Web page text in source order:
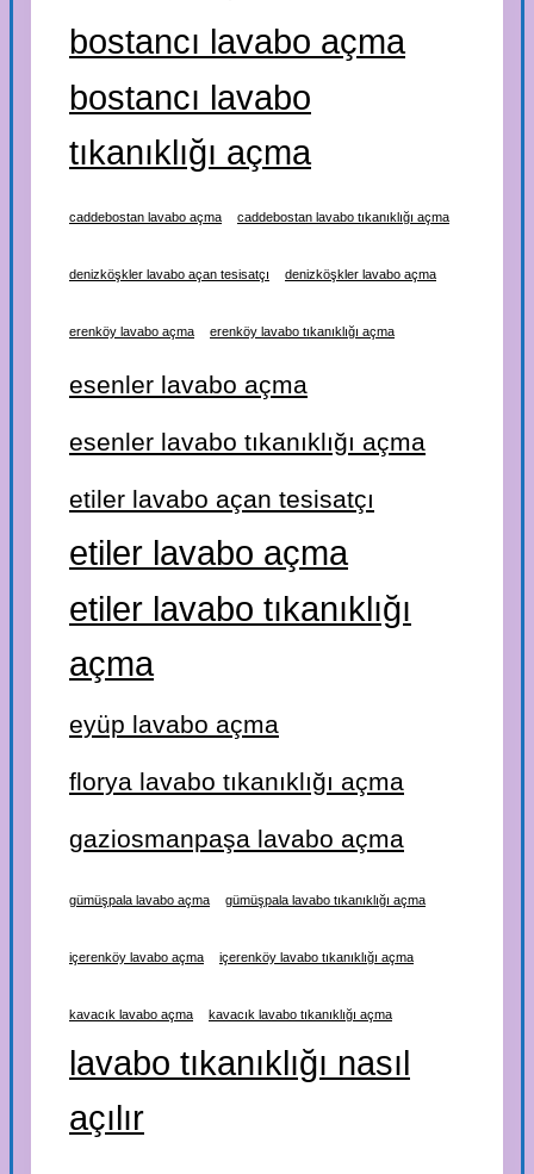
bostancı lavabo açma
bostancı lavabo
tıkanıklığı açma
caddebostan lavabo açma caddebostan lavabo tıkanıklığı açma
denizköşkler lavabo açan tesisatçı denizköşkler lavabo açma
erenköy lavabo açma erenköy lavabo tıkanıklığı açma
esenler lavabo açma
esenler lavabo tıkanıklığı açma
etiler lavabo açan tesisatçı
etiler lavabo açma
etiler lavabo tıkanıklığı
açma
eyüp lavabo açma
florya lavabo tıkanıklığı açma
gaziosmanpaşa lavabo açma
gümüşpala lavabo açma gümüşpala lavabo tıkanıklığı açma
içerenköy lavabo açma içerenköy lavabo tıkanıklığı açma
kavacık lavabo açma kavacık lavabo tıkanıklığı açma
lavabo tıkanıklığı nasıl
açılır